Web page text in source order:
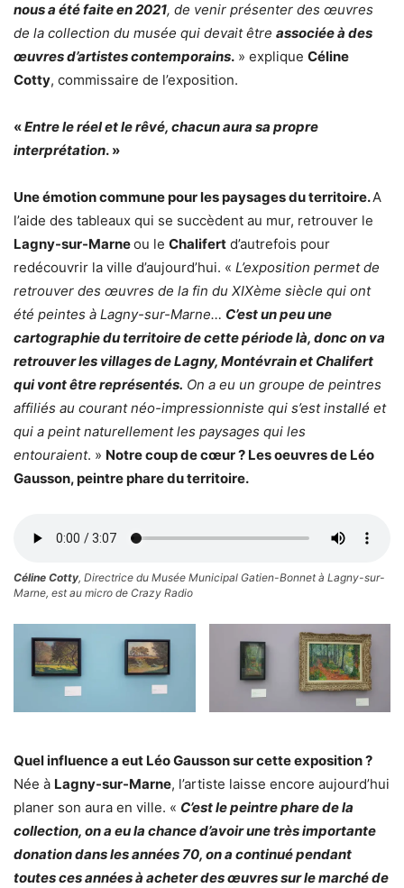
nous a été faite en 2021, de venir présenter des œuvres
de la collection du musée qui devait être associée à des
œuvres d’artistes contemporains. » explique Céline
Cotty, commissaire de l’exposition.
«Entre le réel et le rêvé, chacun aura sa propre
interprétation. »
Une émotion commune pour les paysages du territoire.A
l’aide des tableaux qui se succèdent au mur, retrouver le
Lagny-sur-Marneou le Chalifert d’autrefois pour
redécouvrir la ville d’aujourd’hui. « L’exposition permet de
retrouver des œuvres de la fin du XIXème siècle qui ont
été peintes à Lagny-sur-Marne… C’est un peu une
cartographie du territoire de cette période là, donc on va
retrouver les villages de Lagny, Montévrain et Chalifert
qui vont être représentés. On a eu un groupe de peintres
affiliés au courant néo-impressionniste qui s’est installé et
qui a peint naturellement les paysages qui les
entouraient. » Notre coup de cœur ? Les oeuvres de Léo
Gausson, peintre phare du territoire.
Céline Cotty, Directrice du Musée Municipal Gatien-Bonnet à Lagny-sur-
Marne, est au micro de Crazy Radio
Quel influence a eut Léo Gausson sur cette exposition ?
Née à Lagny-sur-Marne, l’artiste laisse encore aujourd’hui
planer son aura en ville. « C’est le peintre phare de la
collection, on a eu la chance d’avoir une très importante
donation dans les années 70, on a continué pendant
toutes ces années à acheter des œuvres sur le marché de